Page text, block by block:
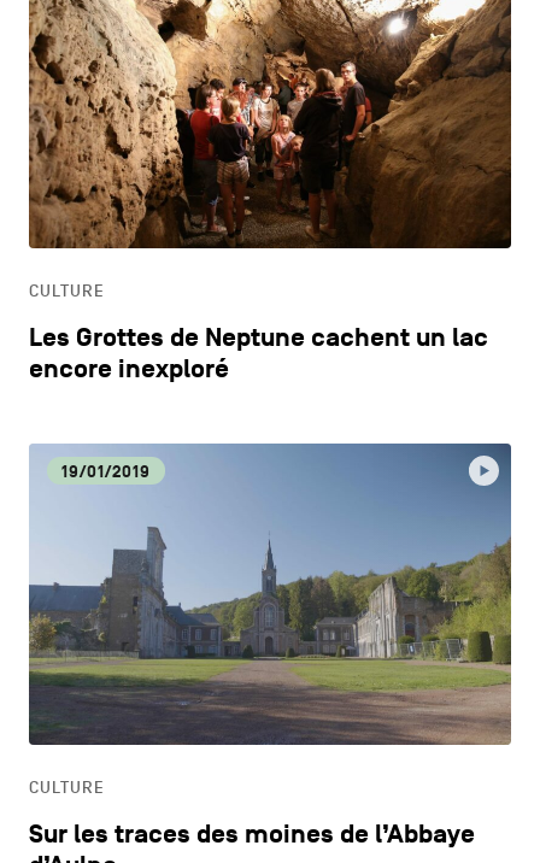
CULTURE
Les Grottes de Neptune cachent un lac
encore inexploré
19/01/2019
CULTURE
Sur les traces des moines de l’Abbaye